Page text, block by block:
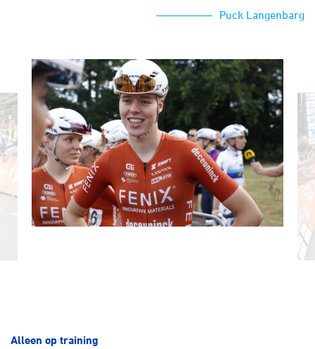
Puck Langenbarg
Alleen op training